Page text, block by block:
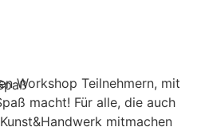
Workshop Teilnehmern, mit
macht! Für alle, die auch
mitmachen